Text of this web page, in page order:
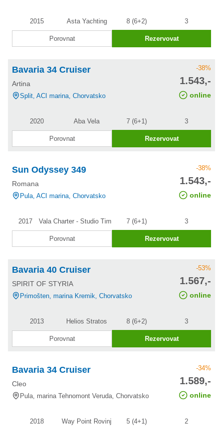
2015 Asta Yachting 8 (6+2) 3
Porovnat Rezervovat
Bavaria 34 Cruiser
Artina
Split, ACI marina, Chorvatsko
2020 Aba Vela 7 (6+1) 3
cena po
slevě
-38%
1.543,-
online
Porovnat Rezervovat
Sun Odyssey 349
Romana
Pula, ACI marina, Chorvatsko
2017 Vala Charter - Studio Tim 7 (6+1) 3
cena po
slevě
-38%
1.543,-
online
Porovnat Rezervovat
Bavaria 40 Cruiser
SPIRIT OF STYRIA
Primošten, marina Kremik, Chorvatsko
2013 Helios Stratos 8 (6+2) 3
cena po
slevě
-53%
1.567,-
online
Porovnat Rezervovat
Bavaria 34 Cruiser
Cleo
Pula, marina Tehnomont Veruda, Chorvatsko
2018 Way Point Rovinj 5 (4+1) 2
cena po
slevě
-34%
1.589,-
online